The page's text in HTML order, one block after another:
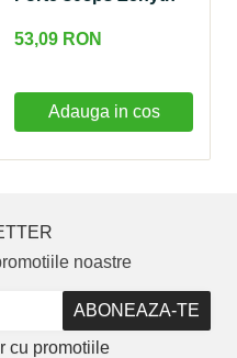
53,09 RON
Adauga in cos
noastre
cu promotiile